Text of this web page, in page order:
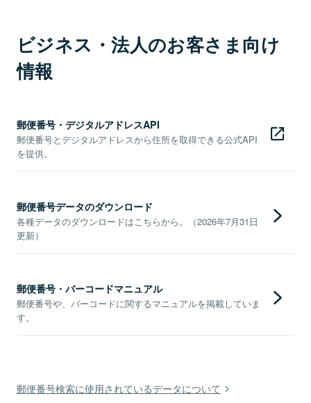
ビジネス・法人のお客さま向け
情報
郵便番号・デジタルアドレスAPI
郵便番号とデジタルアドレスから住所を取得できる公式API
を提供。
郵便番号データのダウンロード
各種データのダウンロードはこちらから。（2026年7月31日
更新）
郵便番号・バーコードマニュアル
郵便番号や、バーコードに関するマニュアルを掲載していま
す。
郵便番号検索に使用されているデータについて